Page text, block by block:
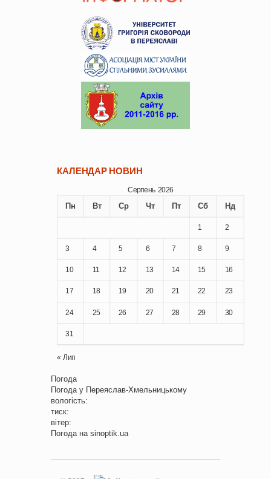
КАЛЕНДАР НОВИН
Серпень 2026
Пн Вт Ср Чт Пт Сб Нд
1 2
3 4 5 6 7 8 9
10 11 12 13 14 15 16
17 18 19 20 21 22 23
24 25 26 27 28 29 30
31
« Лип
Погода
Погода у Переяслав-Хмельницькому
вологість:
тиск:
вітер:
Погода на sinoptik.ua